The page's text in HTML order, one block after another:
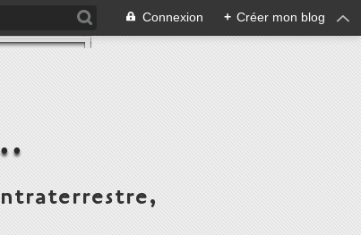
Connexion + Créer mon blog